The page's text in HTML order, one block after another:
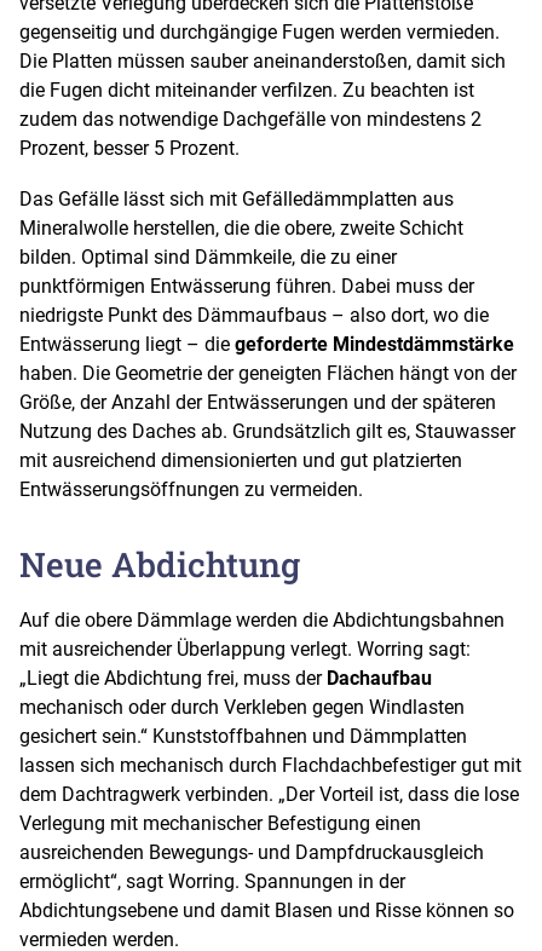
gegenseitig und durchgängige Fugen werden vermieden.
Die Platten müssen sauber aneinanderstoßen, damit sich
die Fugen dicht miteinander verfilzen. Zu beachten ist
zudem das notwendige Dachgefälle von mindestens 2
Prozent, besser 5 Prozent.
Das Gefälle lässt sich mit Gefälledämmplatten aus
Mineralwolle herstellen, die die obere, zweite Schicht
bilden. Optimal sind Dämmkeile, die zu einer
punktförmigen Entwässerung führen. Dabei muss der
niedrigste Punkt des Dämmaufbaus – also dort, wo die
Entwässerung liegt – die geforderte Mindestdämmstärke
haben. Die Geometrie der geneigten Flächen hängt von der
Größe, der Anzahl der Entwässerungen und der späteren
Nutzung des Daches ab. Grundsätzlich gilt es, Stauwasser
mit ausreichend dimensionierten und gut platzierten
Entwässerungsöffnungen zu vermeiden.
Neue Abdichtung
Auf die obere Dämmlage werden die Abdichtungsbahnen
mit ausreichender Überlappung verlegt. Worring sagt:
„Liegt die Abdichtung frei, muss der Dachaufbau
mechanisch oder durch Verkleben gegen Windlasten
gesichert sein.“ Kunststoffbahnen und Dämmplatten
lassen sich mechanisch durch Flachdachbefestiger gut mit
dem Dachtragwerk verbinden. „Der Vorteil ist, dass die lose
Verlegung mit mechanischer Befestigung einen
ausreichenden Bewegungs- und Dampfdruckausgleich
ermöglicht“, sagt Worring. Spannungen in der
Abdichtungsebene und damit Blasen und Risse können so
vermieden werden.